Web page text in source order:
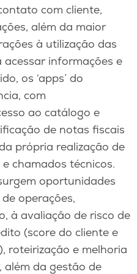
com cliente,
além da maior
à utilização das
informações e
os ‘apps’ do
com
ao catálogo e
de notas fiscais
própria realização de
chamados técnicos.
oportunidades
operações,
à avaliação de risco de
(score do cliente e
roteirização e melhoria
além da gestão de